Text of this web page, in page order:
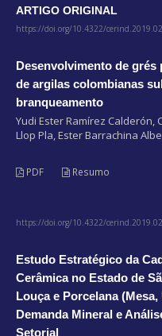
ARTIGO ORIGINAL
https://doi.org/10.4322/
Desenvolvimento de
de argilas colombianas
branqueamento
Yudi Ester Ramírez Calderón,
Llop Pla, Ester Barrachina
PDF Resumo
https://doi.org/10.4322/
Estudo Estratégico da
Cerâmica no Estado de
Louça e Porcelana
Demanda Mineral e
Setorial